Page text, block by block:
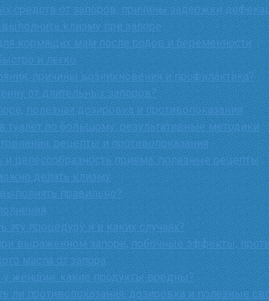
средств от запоров, причины задержки
клизму при запоре
кормящих мам после родов и беременности
и легко
причины возникновения и профилактика?
от длительных запоров?
полезная дозировка и противопоказания
туалет по большому: результативные методики
рецепты и противопоказания
и целесообразность приема, полезные рецепты
делать клизму
правильно?
процедуру и в каких случаях?
выраженном запоре, побочные эффекты,
масла от запора
женщин: какие продукты вредны?
ли противопоказания, дозировка и полезные